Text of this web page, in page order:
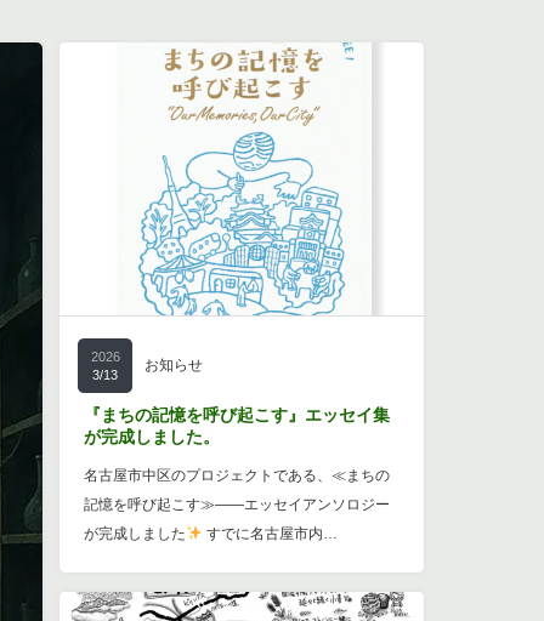
2026
3/13
お知らせ
『まちの記憶を呼び起こす』エッセイ集
が完成しました。
名古屋市中区のプロジェクトである、≪まちの
記憶を呼び起こす≫――エッセイアンソロジー
が完成しました
すでに名古屋市内…